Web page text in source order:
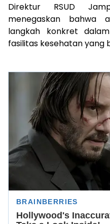
Direktur RSUD
menegaskan bahwa
langkah konkret
fasilitas kesehatan yang